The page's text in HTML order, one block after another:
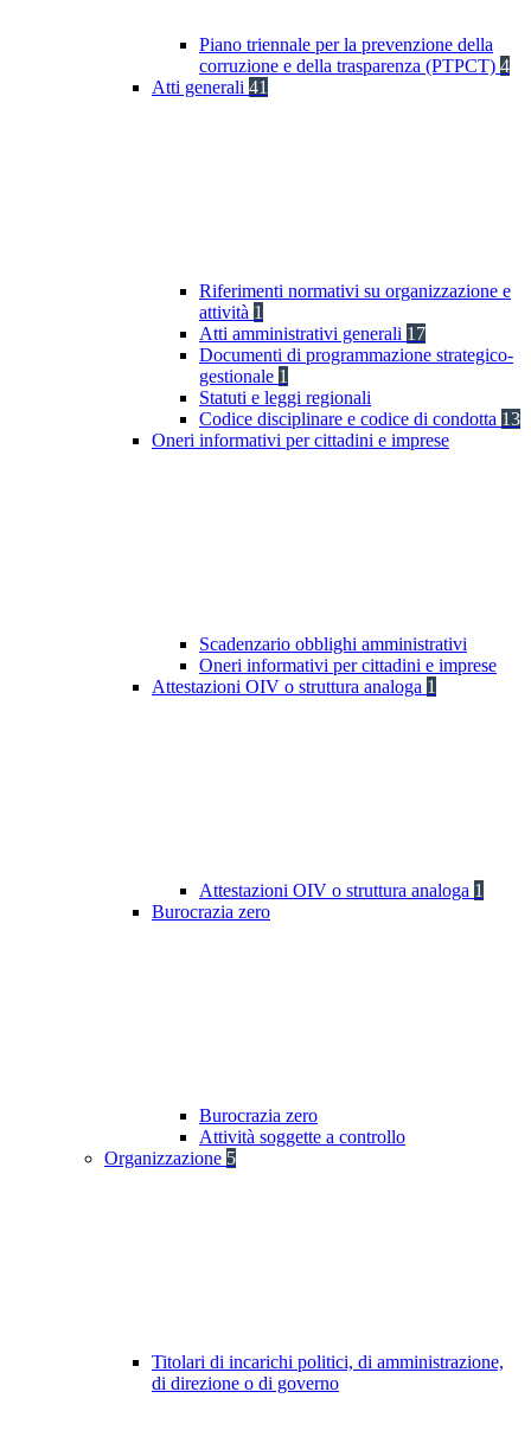
Piano triennale per la prevenzione della
corruzione e della trasparenza (PTPCT) 4
Atti generali 41
Riferimenti normativi su organizzazione e
attività 1
Atti amministrativi generali 17
Documenti di programmazione strategico-
gestionale 1
Statuti e leggi regionali
Codice disciplinare e codice di condotta 13
Oneri informativi per cittadini e imprese
Scadenzario obblighi amministrativi
Oneri informativi per cittadini e imprese
Attestazioni OIV o struttura analoga 1
Attestazioni OIV o struttura analoga 1
Burocrazia zero
Burocrazia zero
Attività soggette a controllo
Organizzazione 5
Titolari di incarichi politici, di amministrazione,
di direzione o di governo